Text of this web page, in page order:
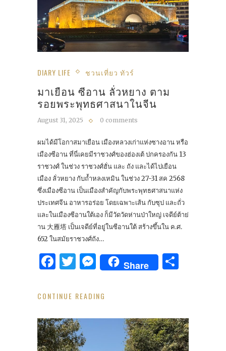
DIARY LIFE ชวนเที่ยว ทัวร์
มาเยือน ซีอาน ลั่วหยาง ตาม
รอยพระพุทธศาสนาในจีน
August 31, 2025 0 comments
ผมได้มีโอกาสมาเยือน เมืองหลวงเก่าแห่งซางอาน หรือ
เมืองซีอาน ที่นี่เคยมีราชวงศ์ของฮ่องเต้ ปกครองกัน 13
ราชวงศ์ ในช่วง ราชวงศ์ฮั่น และ ถัง และได้ไปเยือน
เมือง ลั่วหยาง กับถ้ำหลงเหมิน ในช่วง 27-31 สค 2568
ซึ่งเมืองซีอาน เป็นเมืองสำคัญกับพระพุทธศาสนาแห่ง
ประเทศจีน อาหารอร่อย โดยเฉพาะเส้น กับซุป และถั่ว
และในเมืองซีอานใต้เอง ก็มีวัดวัดห่านป่าใหญ่ เจดีย์ต้าย่
าน 大雁塔 เป็นเจดีย์ที่อยู่ในซีอานใต้ สร้างขึ้นใน ค.ศ.
652 ในสมัยราชวงศ์ถัง…
Facebook
Twitter
Messenger
Share
CONTINUE READING